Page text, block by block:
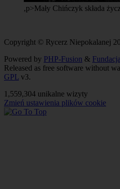
,p>Mały Chińczyk składa
Copyright © Rycerz Niepokalanej
Powered by PHP-Fusion &
Released as free software without
GPL v3.
1,559,304 unikalne wizyty
Zmień ustawienia plików cookie